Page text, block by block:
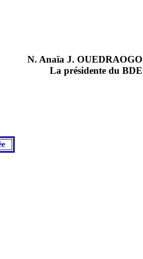
N. Anaïa J. OUEDRAOGO
La présidente du BDE